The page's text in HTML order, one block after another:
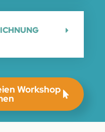
Workshop